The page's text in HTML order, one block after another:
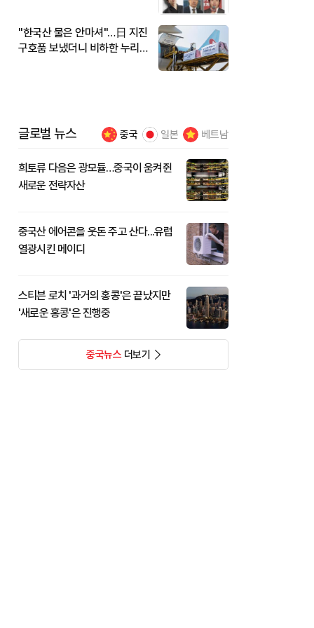
"한국산 물은 안마셔"…日 지진
구호품 보냈더니 비하한 누리
글로벌 뉴스 중국 일본 베트남
희토류 다음은 광모듈…중국이 움켜쥔
새로운 전략자산
중국산 에어콘을 웃돈 주고 산다...유럽
열광시킨 메이디
스티븐 로치 '과거의 홍콩'은 끝났지만
'새로운 홍콩'은 진행중
중국뉴스더보기